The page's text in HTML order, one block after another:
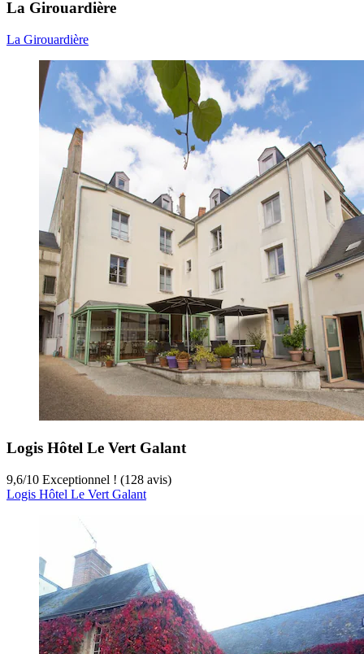
La Girouardière
La Girouardière
Logis Hôtel Le Vert Galant
9,6/10 Exceptionnel ! (128 avis)
Logis Hôtel Le Vert Galant